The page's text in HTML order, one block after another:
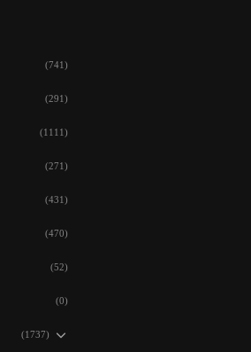
(741)
(291)
(1111)
(271)
(431)
(470)
(52)
(0)
(1737)